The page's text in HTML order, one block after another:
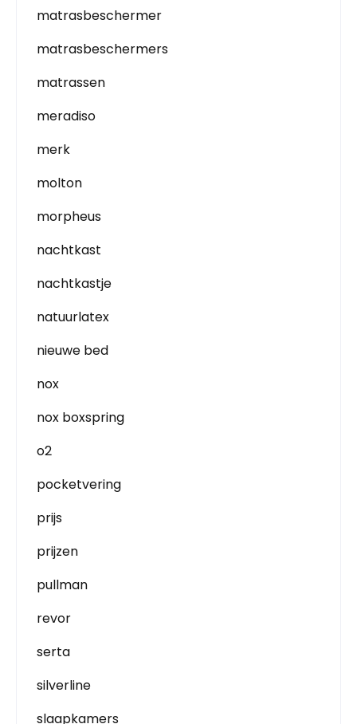
matrasbeschermer
matrasbeschermers
matrassen
meradiso
merk
molton
morpheus
nachtkast
nachtkastje
natuurlatex
nieuwe bed
nox
nox boxspring
o2
pocketvering
prijs
prijzen
pullman
revor
serta
silverline
slaapkamers